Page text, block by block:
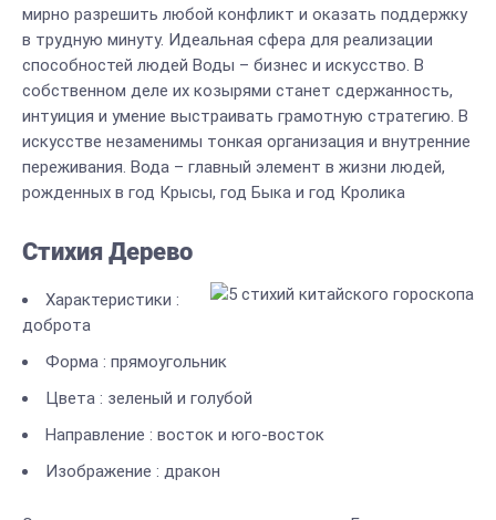
мирно разрешить любой конфликт и оказать поддержку
в трудную минуту. Идеальная сфера для реализации
способностей людей Воды – бизнес и искусство. В
собственном деле их козырями станет сдержанность,
интуиция и умение выстраивать грамотную стратегию. В
искусстве незаменимы тонкая организация и внутренние
переживания. Вода – главный элемент в жизни людей,
рожденных в год Крысы, год Быка и год Кролика
Стихия Дерево
Характеристики :
доброта
Форма : прямоугольник
Цвета : зеленый и голубой
Направление : восток и юго-восток
Изображение : дракон